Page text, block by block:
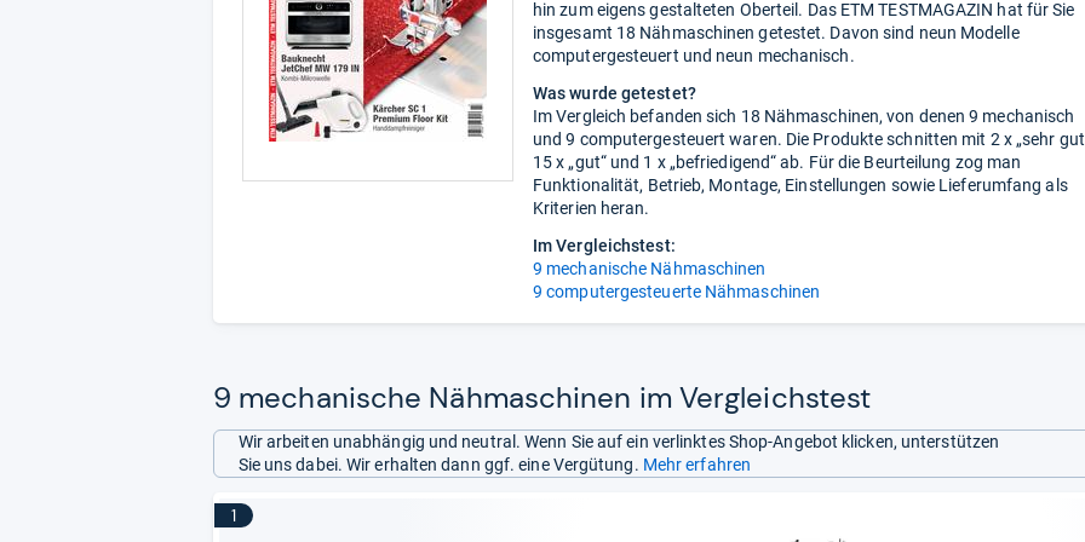
hin zum eigens gestalteten Oberteil. Das ETM TESTMAGAZIN hat für Sie
insgesamt 18 Nähmaschinen getestet. Davon sind neun Modelle
computergesteuert und neun mechanisch.
Was wurde getestet?
Im Vergleich befanden sich 18 Nähmaschinen, von denen 9 mechanisch
und 9 computergesteuert waren. Die Produkte schnitten mit 2 x „sehr
15 x „gut“ und 1 x „befriedigend“ ab. Für die Beurteilung zog man
Funktionalität, Betrieb, Montage, Einstellungen sowie Lieferumfang als
Kriterien heran.
Im Vergleichstest:
9 mechanische Nähmaschinen
9 computergesteuerte Nähmaschinen
9 mechanische Nähmaschinen im Vergleichstest
Wir arbeiten unabhängig und neutral. Wenn Sie auf ein verlinktes Shop-Angebot klicken, unterstützen
Sie uns dabei. Wir erhalten dann ggf. eine Vergütung. Mehr erfahren
1